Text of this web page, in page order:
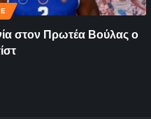
στον Πρωτέα Βούλας ο